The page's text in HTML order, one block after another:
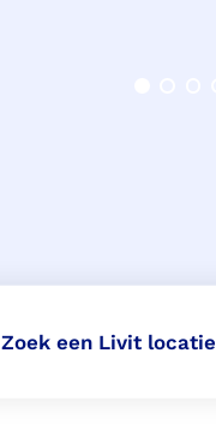
Zoek een Livit locatie